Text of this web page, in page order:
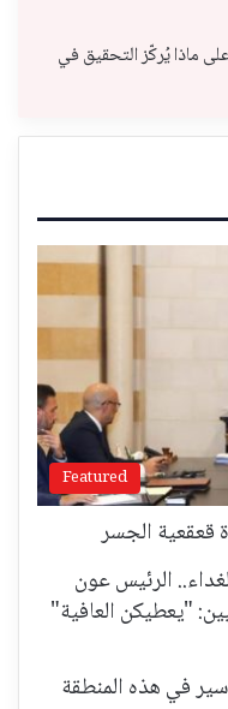
ماذا يُركّز التحقيق في
Featured
قعقعية الجسر
الرئيس عون
"يعطيكن العافية"
سير في هذه المنطقة